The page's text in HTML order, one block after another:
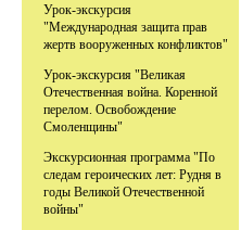
Урок-экскурсия
"Международная защита прав
жертв вооруженных конфликтов"
Урок-экскурсия "Великая
Отечественная война. Коренной
перелом. Освобождение
Смоленщины"
Экскурсионная программа "По
следам героических лет: Рудня в
годы Великой Отечественной
войны"